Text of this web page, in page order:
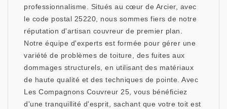
professionnalisme. Situés au cœur de Arcier, avec
le code postal 25220, nous sommes fiers de notre
réputation d'artisan couvreur de premier plan.
Notre équipe d'experts est formée pour gérer une
variété de problèmes de toiture, des fuites aux
dommages structurels, en utilisant des matériaux
de haute qualité et des techniques de pointe. Avec
Les Compagnons Couvreur 25, vous bénéficiez
d'une tranquillité d'esprit, sachant que votre toit est